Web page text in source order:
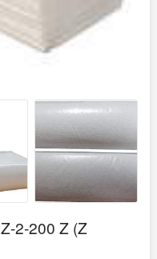
Z-2-200 Z (Z